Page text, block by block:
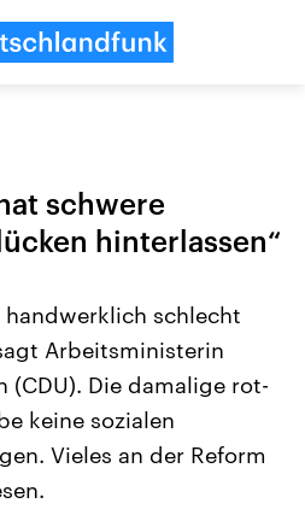
USA
Hintergründe
schwere
hinterlassen“
handwerklich schlecht
Arbeitsministerin
(CDU). Die damalige rot-
keine sozialen
Vieles an der Reform